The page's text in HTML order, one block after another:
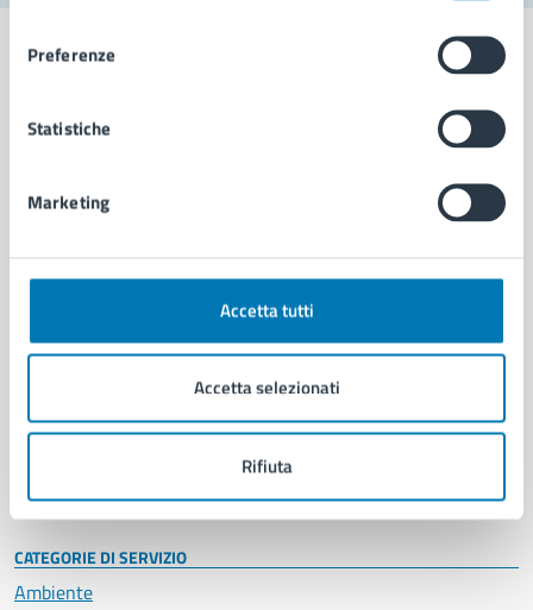
Preferenze
Statistiche
Marketing
Accetta tutti
Accetta selezionati
Rifiuta
Comune di Napoli
AMMINISTRAZIONE
Organi di governo
Enti e fondazioni
Personale amministrativo
Intranet, posta aziendale e protocollo
CATEGORIE DI SERVIZIO
Ambiente